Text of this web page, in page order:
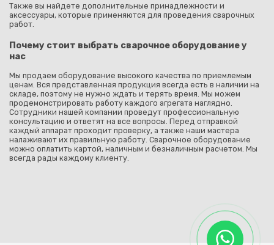
Также вы найдете дополнительные принадлежности и
аксессуары, которые применяются для проведения сварочных
работ.
Почему стоит выбрать сварочное оборудование у
нас
Мы продаем оборудование высокого качества по приемлемым
ценам. Вся представленная продукция всегда есть в наличии на
складе, поэтому не нужно ждать и терять время. Мы можем
продемонстрировать работу каждого агрегата наглядно.
Сотрудники нашей компании проведут профессиональную
консультацию и ответят на все вопросы. Перед отправкой
каждый аппарат проходит проверку, а также наши мастера
налаживают их правильную работу. Сварочное оборудование
можно оплатить картой, наличным и безналичным расчетом. Мы
всегда рады каждому клиенту.